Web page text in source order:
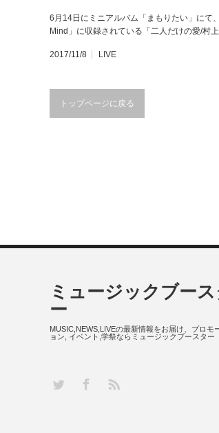
6月14日にミニアルバム「まもりたい」にて
Mind」に収録されている「二人だけの愛/村
2017/11/8 LIVE
トップページに戻る
ミュージックブース
ー
MUSIC,NEWS,LIVEの最新情報をお届け、プロモ
ョン, イベント,学祭ならミュージックブースター
Twitter Facebook
RSS